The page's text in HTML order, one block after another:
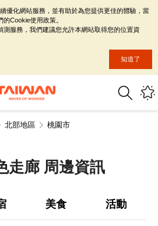
北部地區 桃園市
走廊 周邊資訊
美食 活動
優化網站服務，並有助於為您提供更佳的體驗，當
Cookie使用政策。
測服務，我們建議您允許本網站取得您的位置資
知道了